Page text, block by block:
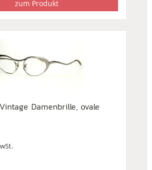
zum Produkt
Damenbrille, ovale